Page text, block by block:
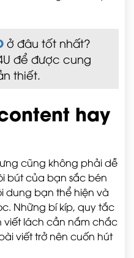
ở đâu tốt nhất?
để được cung
thiết.
hay
cũng không phải dễ
bút của bạn sắc bén
dung bạn thể hiện và
Những bí kíp, quy tắc
viết lách cần nắm chắc
viết trở nên cuốn hút